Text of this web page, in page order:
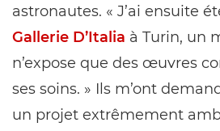
astronautes. « J’ai ensuite
Gallerie D’Italia à Turin, un
n’expose que des œuvres
ses soins. » Ils m’ont
un projet extrêmement